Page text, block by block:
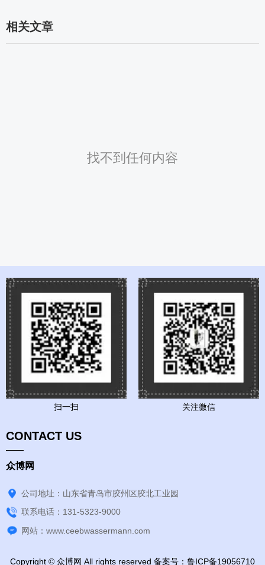
相关文章
找不到任何内容
扫一扫 关注微信
CONTACT US
众博网
公司地址：山东省青岛市胶州区胶北工业园
联系电话：131-5323-9000
网站：www.ceebwassermann.com
Copyright © 众博网 All rights reserved 备案号： 鲁ICP备19056710